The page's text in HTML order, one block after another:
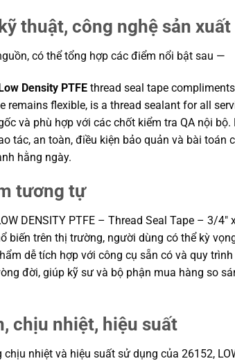
thuật, công nghệ sản xuất
có thể tổng hợp các điểm nổi bật sau —
Density PTFE thread seal tape
remains flexible, is a thread sealant for all
và phù hợp với các chốt kiểm tra QA nội
tác, an toàn, điều kiện bảo quản và bài
hằng ngày.
tương tự
DENSITY PTFE – Thread Seal Tape – 3/
biến trên thị trường, người dùng có thể kỳ
dễ tích hợp với công cụ sẵn có và quy
đời, giúp kỹ sư và bộ phận mua hàng so
chịu nhiệt, hiệu suất
nhiệt và hiệu suất sử dụng của 26152,